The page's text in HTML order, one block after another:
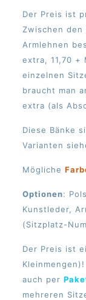
Der Preis ist
Zwischen
Armlehnen
extra, 11,70 +
einzelnen
braucht man
extra (als
Diese Bänke
Varianten
Mögliche
Optionen:
Kunstleder,
(Sitzplatz-
Der Preis ist
auch per
mehreren